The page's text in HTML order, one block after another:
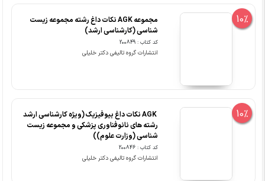
10%
مجموعه AGK نکات داغ رشته مجموعه زیست
شناسی (کارشناسی ارشد)
کد کتاب : 200849
انتشارات گروه تالیفی دکتر خلیلی
10%
‏ AGK نکات داغ بیوفیزیک (ویژه کارشناسی ارشد
رشته های نانوفناوری پزشکی و مجموعه زیست
شناسی (وزارت علوم))
کد کتاب : 200846
انتشارات گروه تالیفی دکتر خلیلی